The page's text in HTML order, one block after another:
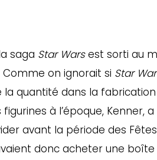
saga Star Warsest sorti au
on ignorait si Star
quantité dans la fabrication
à l’époque, Kenner,
avant la période des
donc acheter une